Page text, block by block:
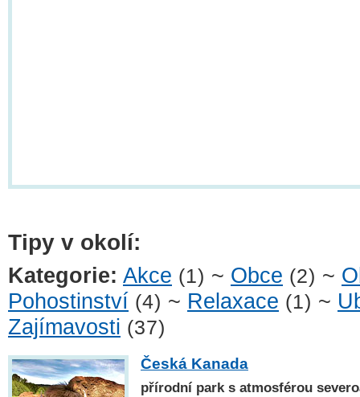
Tipy v okolí:
Kategorie: Akce (1) ~ Obce (2) ~
Pohostinství (4) ~ Relaxace (1) ~
Zajímavosti (37)
Česká Kanada
přírodní park s atmosférou